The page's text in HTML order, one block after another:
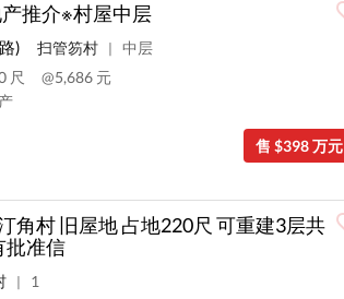
推介※村屋中层
) 扫管笏村 |
中层
尺
@5,686 元
售 $398 万元
角村 旧屋地 占地220尺 可重建3层共
批准信
|
1